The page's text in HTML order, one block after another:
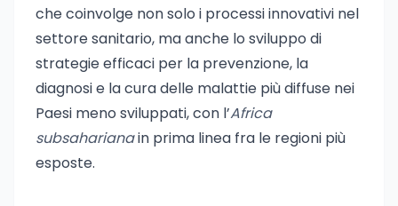
che coinvolge non solo i processi innovativi nel
settore sanitario, ma anche lo sviluppo di
strategie efficaci per la prevenzione, la
diagnosi e la cura delle malattie più diffuse nei
Paesi meno sviluppati, con l’Africa
subsaharianain prima linea fra le regioni più
esposte.